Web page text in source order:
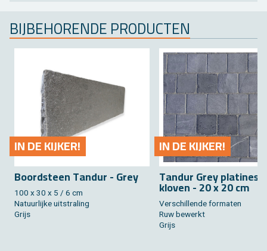
BIJ­BE­HO­REN­DE PRO­DUC­TEN
IN DE KIJ­KER!
Boord­steen Tand­ur - Grey
100 x 30 x 5 / 6 cm
Na­tuur­lij­ke uit­stra­ling
Grijs
IN DE KIJ­KER!
Tand­ur Grey pla­ti­nes
klo­ven - 20 x 20 cm
Ver­schil­len­de for­ma­ten
Ruw be­werkt
Grijs